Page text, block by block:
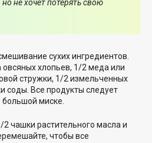
не хочет потерять свою
сухих ингредиентов.
хлопьев, 1/2 меда или
стружки, 1/2 измельченных
соды. Все продукты следует
миске.
чашки растительного масла и
чтобы все